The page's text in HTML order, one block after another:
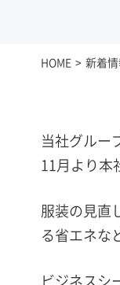
HOME 新着
当社グルー
11月より本
服装の見直
る省エネな
ビジネスシ